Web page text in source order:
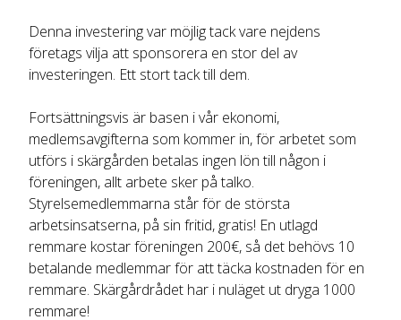
Denna investering var möjlig tack vare nejdens
företags vilja att sponsorera en stor del av
investeringen. Ett stort tack till dem.
Fortsättningsvis är basen i vår ekonomi,
medlemsavgifterna som kommer in, för arbetet som
utförs i skärgården betalas ingen lön till någon i
föreningen, allt arbete sker på talko.
Styrelsemedlemmarna står för de största
arbetsinsatserna, på sin fritid, gratis! En utlagd
remmare kostar föreningen 200€, så det behövs 10
betalande medlemmar för att täcka kostnaden för en
remmare. Skärgårdrådet har i nuläget ut dryga 1000
remmare!